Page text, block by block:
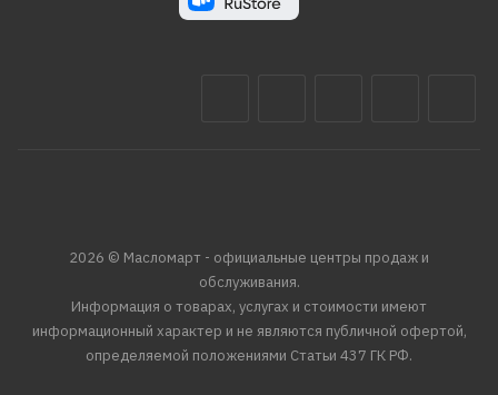
2026 © Масломарт - официальные центры продаж и
обслуживания.
Информация о товарах, услугах и стоимости имеют
информационный характер и не являются публичной офертой,
определяемой положениями Статьи 437 ГК РФ.